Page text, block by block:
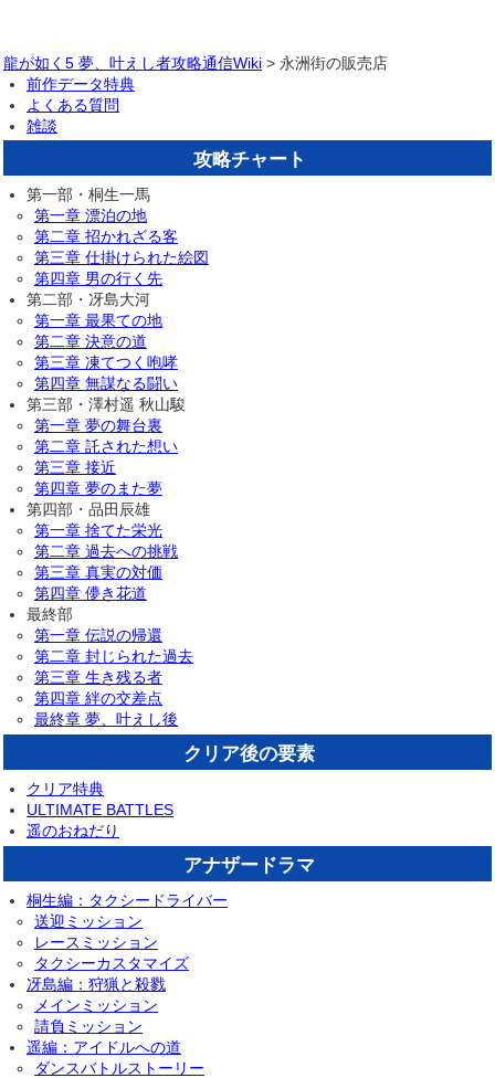
龍が如く5 夢、叶えし者攻略通信Wiki > 永洲街の販売店
前作データ特典
よくある質問
雑談
攻略チャート
第一部・桐生一馬
第一章 漂泊の地
第二章 招かれざる客
第三章 仕掛けられた絵図
第四章 男の行く先
第二部・冴島大河
第一章 最果ての地
第二章 決意の道
第三章 凍てつく咆哮
第四章 無謀なる闘い
第三部・澤村遥 秋山駿
第一章 夢の舞台裏
第二章 託された想い
第三章 接近
第四章 夢のまた夢
第四部・品田辰雄
第一章 捨てた栄光
第二章 過去への挑戦
第三章 真実の対価
第四章 儚き花道
最終部
第一章 伝説の帰還
第二章 封じられた過去
第三章 生き残る者
第四章 絆の交差点
最終章 夢、叶えし後
クリア後の要素
クリア特典
ULTIMATE BATTLES
遥のおねだり
アナザードラマ
桐生編：タクシードライバー
送迎ミッション
レースミッション
タクシーカスタマイズ
冴島編：狩猟と殺戮
メインミッション
請負ミッション
遥編：アイドルへの道
ダンスバトルストーリー